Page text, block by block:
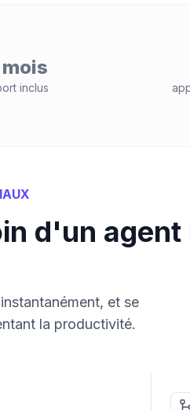
mois
inclus
d'un agent
et se
la productivité.